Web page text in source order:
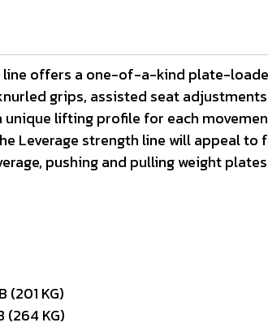
line offers a one-of-a-kind plate-
grips, assisted seat
unique lifting profile for each
Leverage strength line will appeal
pushing and pulling weight
(201 KG)
(264 KG)